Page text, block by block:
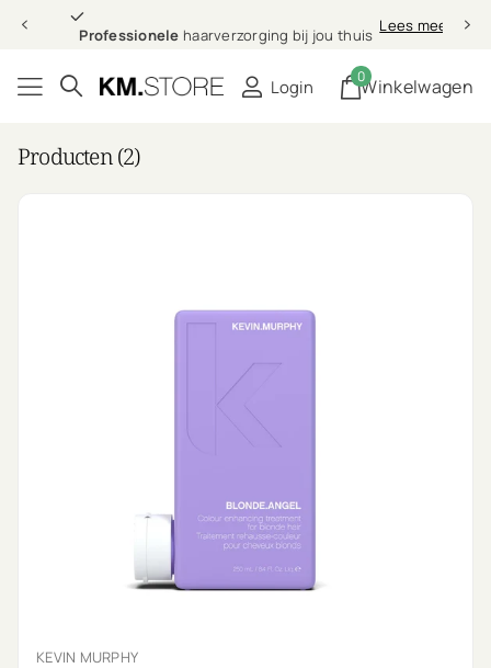
Professionelehaarverzorging bij jou thuis Lees meer
Professionele
Login Winkelwagen
0
Producten (2)
KEVIN MURPHY